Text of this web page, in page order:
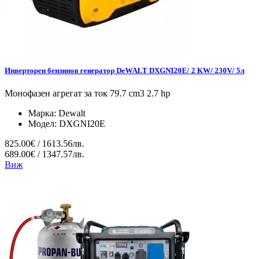
Инверторен бензинов генератор DeWALT DXGNI20E/ 2 KW/ 230V/ 5л
Монофазен агрегат за ток 79.7 cm3 2.7 hp
Марка: Dewalt
Модел: DXGNI20E
825.00€ / 1613.56лв.
689.00€ / 1347.57лв.
Виж